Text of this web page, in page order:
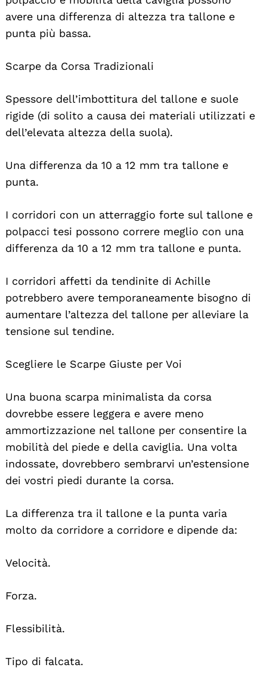
avere una differenza di altezza tra tallone e
punta più bassa.
Scarpe da Corsa Tradizionali
Spessore dell’imbottitura del tallone e suole
rigide (di solito a causa dei materiali utilizzati e
dell’elevata altezza della suola).
Una differenza da 10 a 12 mm tra tallone e
punta.
I corridori con un atterraggio forte sul tallone e
polpacci tesi possono correre meglio con una
differenza da 10 a 12 mm tra tallone e punta.
I corridori affetti da tendinite di Achille
potrebbero avere temporaneamente bisogno di
aumentare l’altezza del tallone per alleviare la
tensione sul tendine.
Scegliere le Scarpe Giuste per Voi
Una buona scarpa minimalista da corsa
dovrebbe essere leggera e avere meno
ammortizzazione nel tallone per consentire la
mobilità del piede e della caviglia. Una volta
indossate, dovrebbero sembrarvi un’estensione
dei vostri piedi durante la corsa.
La differenza tra il tallone e la punta varia
molto da corridore a corridore e dipende da:
Velocità.
Forza.
Flessibilità.
Tipo di falcata.